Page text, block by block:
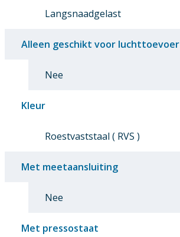
Langsnaadgelast
Alleen geschikt voor luchttoevoer
Nee
Kleur
Roestvaststaal ( RVS )
Met meetaansluiting
Nee
Met pressostaat